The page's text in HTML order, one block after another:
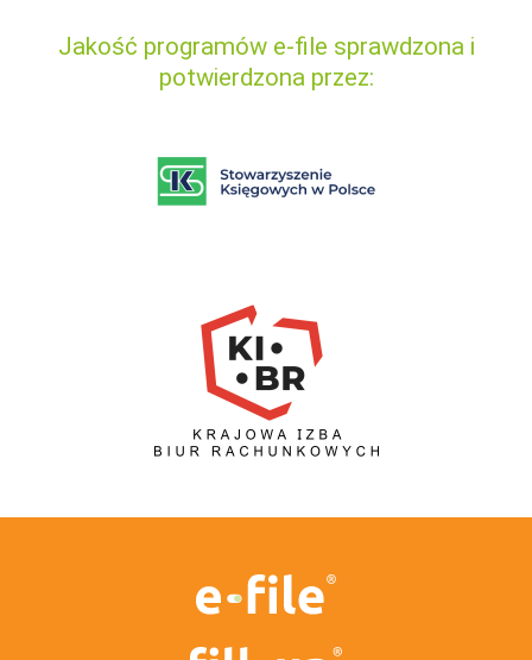
Jakość programów e-file sprawdzona i
potwierdzona przez: